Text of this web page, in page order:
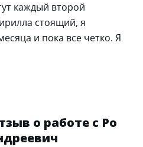
каждый второй
стоящий, я
и пока все четко. Я
о работе с Ро